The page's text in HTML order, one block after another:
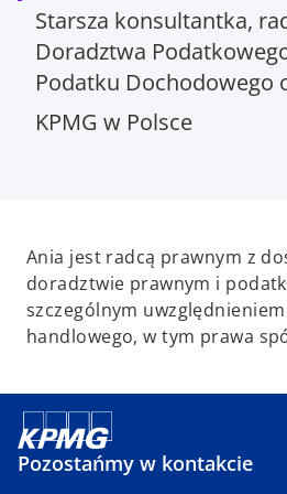
Starsza konsultantka,
Doradztwa
Podatku Dochodowego
KPMG w Polsce
Ania jest radcą prawnym z
doradztwie prawnym i
szczególnym
handlowego, w tym prawa
Pozostańmy w kontakcie